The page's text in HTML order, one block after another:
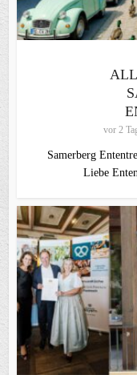
vor 2
Samerberg
Liebe